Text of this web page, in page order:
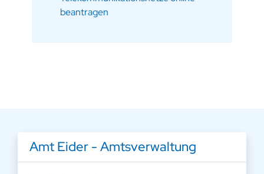
beantragen
Amt Eider - Amtsverwaltung